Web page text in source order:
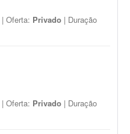
| Oferta: Privado | Duração
| Oferta: Privado | Duração